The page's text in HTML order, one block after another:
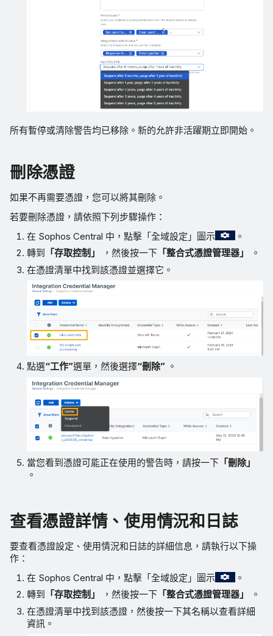
所有暫停或清除警告均已移除。新的允許非活躍期立即開始。
刪除憑證
如果不再需要憑證，您可以將其刪除。
若要刪除憑證，請依照下列步驟操作：
在 Sophos Central 中，點擊「全域設定」圖示
。
轉到 「存取控制」 ，然後按一下 「整合式憑證管理器」
。
在憑證清單中找到該憑證並選擇它。
點選“工作”選單，然後選擇“刪除” 。
當您看到憑證可能正在使用的警告時，請按一下 「刪除」
。
查看憑證詳情、使用情況和日誌
要查看憑證設定、使用情況和日誌的詳細信息，請執行以下操
作：
在 Sophos Central 中，點擊「全域設定」圖示
。
轉到
「存取控制」 ，然後按一下 「整合式憑證管理器」
。
在憑證清單中找到該憑證，然後按一下其名稱以查看詳細
資訊。